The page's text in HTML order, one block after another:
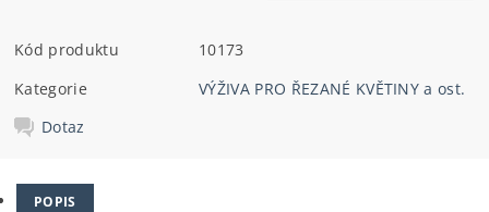
Kód produktu
10173
Kategorie
VÝŽIVA PRO ŘEZANÉ KVĚTINY a ost.
Dotaz
POPIS